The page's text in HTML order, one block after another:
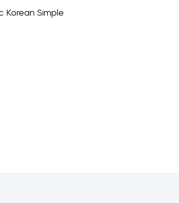
Korean Simple